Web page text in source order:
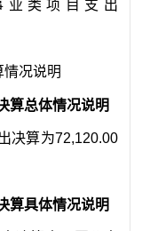
业类项目支出
情况说明
算总体情况说明
决算为72,120.00
算具体情况说明